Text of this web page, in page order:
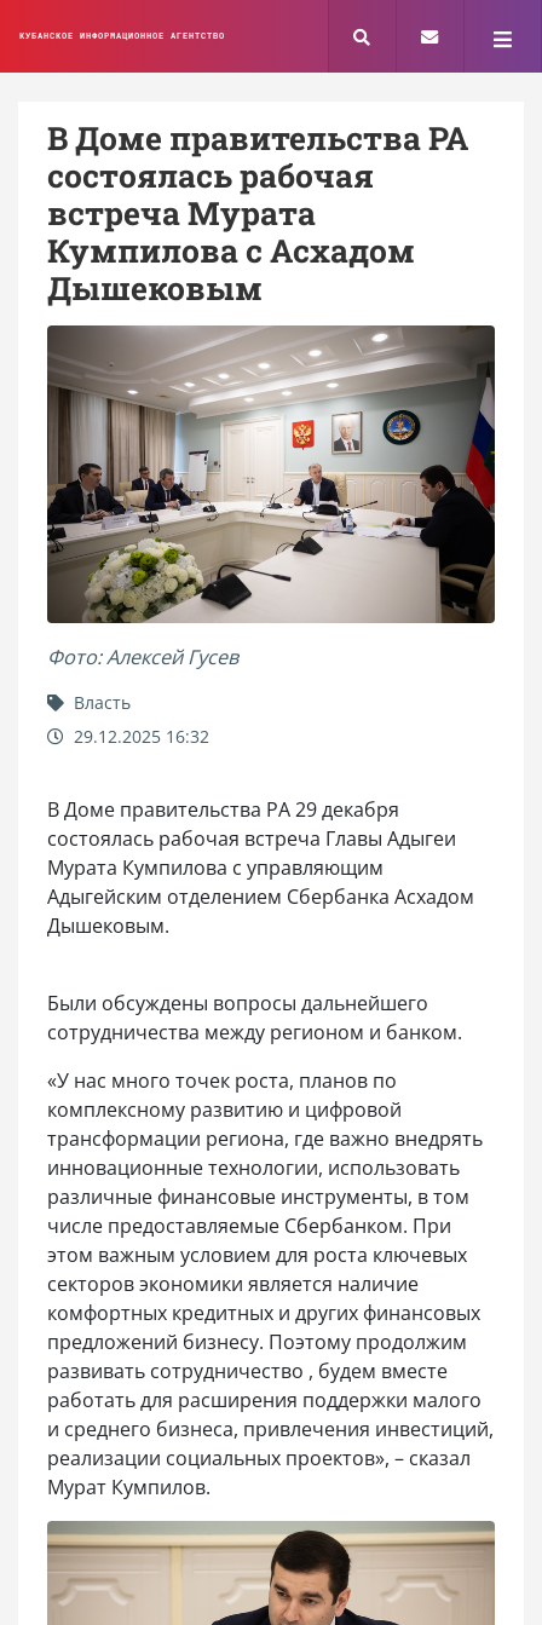
КУБАНСКОЕ ИНФОРМАЦИОННОЕ АГЕНТСТВО
В Доме правительства РА
состоялась рабочая
встреча Мурата
Кумпилова с Асхадом
Дышековым
Фото: Алексей Гусев
Власть
29.12.2025 16:32
В Доме правительства РА 29 декабря
состоялась рабочая встреча Главы Адыгеи
Мурата Кумпилова с управляющим
Адыгейским отделением Сбербанка Асхадом
Дышековым.
Были обсуждены вопросы дальнейшего
сотрудничества между регионом и банком.
«У нас много точек роста, планов по
комплексному развитию и цифровой
трансформации региона, где важно внедрять
инновационные технологии, использовать
различные финансовые инструменты, в том
числе предоставляемые Сбербанком. При
этом важным условием для роста ключевых
секторов экономики является наличие
комфортных кредитных и других финансовых
предложений бизнесу. Поэтому продолжим
развивать сотрудничество , будем вместе
работать для расширения поддержки малого
и среднего бизнеса, привлечения инвестиций,
реализации социальных проектов», – сказал
Мурат Кумпилов.